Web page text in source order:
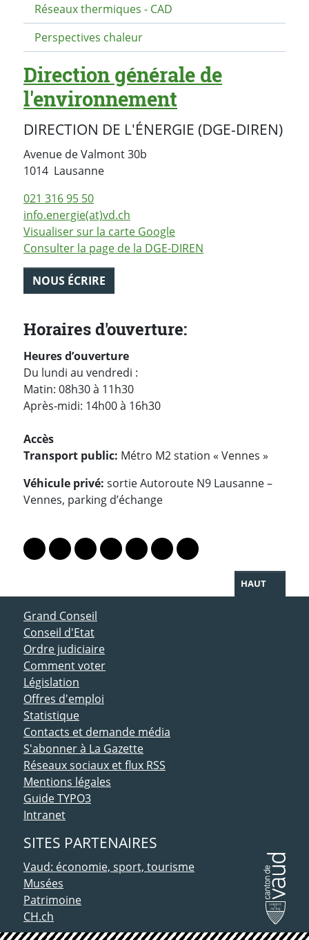
Réseaux thermiques - CAD
Perspectives chaleur
Direction générale de
l'environnement
DIRECTION DE L'ÉNERGIE (DGE-DIREN)
Avenue de Valmont 30b
1014 LausanneSuisse
021 316 95 50
info.energie(at)vd.ch
Visualiser sur la carte Google
Consulter la page de la DGE-DIREN
NOUS ÉCRIRE
Horaires d'ouverture:
Heures d’ouverture
Du lundi au vendredi :
Matin: 08h30 à 11h30
Après-midi: 14h00 à 16h30
Accès
Transport public: Métro M2 station « Vennes »
Véhicule privé: sortie Autoroute N9 Lausanne –
Vennes, parking d’échange
Lien vers le profil Mastodon
Lien vers le profil Bluesky
Lien vers le profil Instagram
Lien vers le profil Linkedin
Lien vers le profil Facebook
Lien vers le profil Twitter
Partager par WhatsApp
HAUT
ACCÈS DIRECT
Grand Conseil
Conseil d'Etat
Ordre judiciaire
Comment voter
Législation
Offres d'emploi
Statistique
Contacts et demande média
S'abonner à La Gazette
Réseaux sociaux et flux RSS
Mentions légales
Guide TYPO3
Intranet
SITES PARTENAIRES
Vaud: économie, sport, tourisme
Musées
Patrimoine
CH.ch